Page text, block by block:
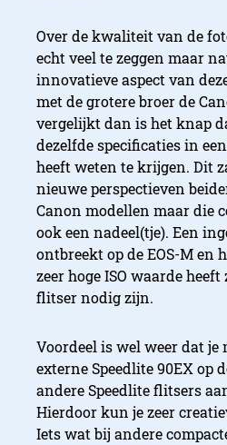
Over de kwaliteit van de
echt veel te zeggen maar
innovatieve aspect van
met de grotere broer de
vergelijkt dan is het knap
dezelfde specificaties in
heeft weten te krijgen. Dit
nieuwe perspectieven
Canon modellen maar die
ook een nadeel(tje). Een
ontbreekt op de EOS-M en
zeer hoge ISO waarde
flitser nodig zijn.
Voordeel is wel weer dat je
externe Speedlite 90EX op
andereSpeedliteflitsers
Hierdoor kun je zeer
Iets wat bij andere